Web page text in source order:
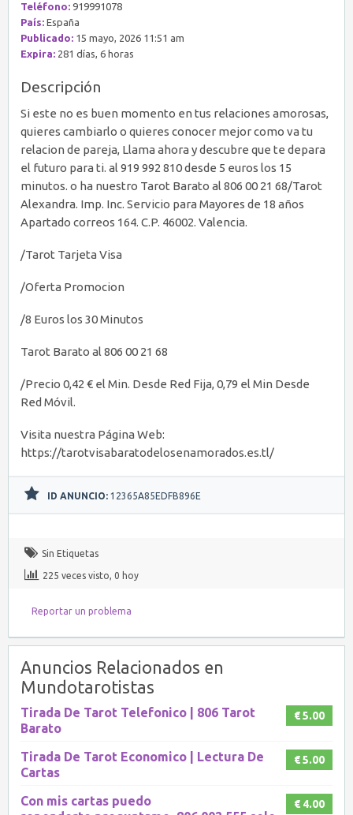
Teléfono: 919991078
País: España
Publicado: 15 mayo, 2026 11:51 am
Expira: 281 días, 6 horas
Descripción
Si este no es buen momento en tus relaciones amorosas,
quieres cambiarlo o quieres conocer mejor como va tu
relacion de pareja, Llama ahora y descubre que te depara
el futuro para ti. al 919 992 810 desde 5 euros los 15
minutos. o ha nuestro Tarot Barato al 806 00 21 68/Tarot
Alexandra. Imp. Inc. Servicio para Mayores de 18 años
Apartado correos 164. C.P. 46002. Valencia.
/Tarot Tarjeta Visa
/Oferta Promocion
/8 Euros los 30 Minutos
Tarot Barato al 806 00 21 68
/Precio 0,42 € el Min. Desde Red Fija, 0,79 el Min Desde
Red Móvil.
Visita nuestra Página Web:
https://tarotvisabaratodelosenamorados.es.tl/
ID ANUNCIO: 12365A85EDFB896E
Sin Etiquetas
225 veces visto, 0 hoy
Reportar un problema
Anuncios Relacionados en
Mundotarotistas
€ 5.00
Tirada De Tarot Telefonico | 806 Tarot
Barato
€ 5.00
Tirada De Tarot Economico | Lectura De
Cartas
€ 4.00
Con mis cartas puedo